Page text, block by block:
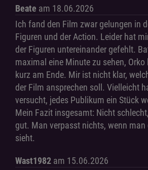
Beate am 18.06.2026
Ich fand den Film zwar gelungen in
Figuren und der Action. Leider hat
der Figuren untereinander gefehlt.
maximal eine Minute zu sehen,
kurz am Ende. Mir ist nicht klar,
der Film ansprechen soll. Vielleicht
versucht, jedes Publikum ein Stück
Mein Fazit insgesamt: Nicht
gut. Man verpasst nichts, wenn
sieht.
Wast1982 am 15.06.2026